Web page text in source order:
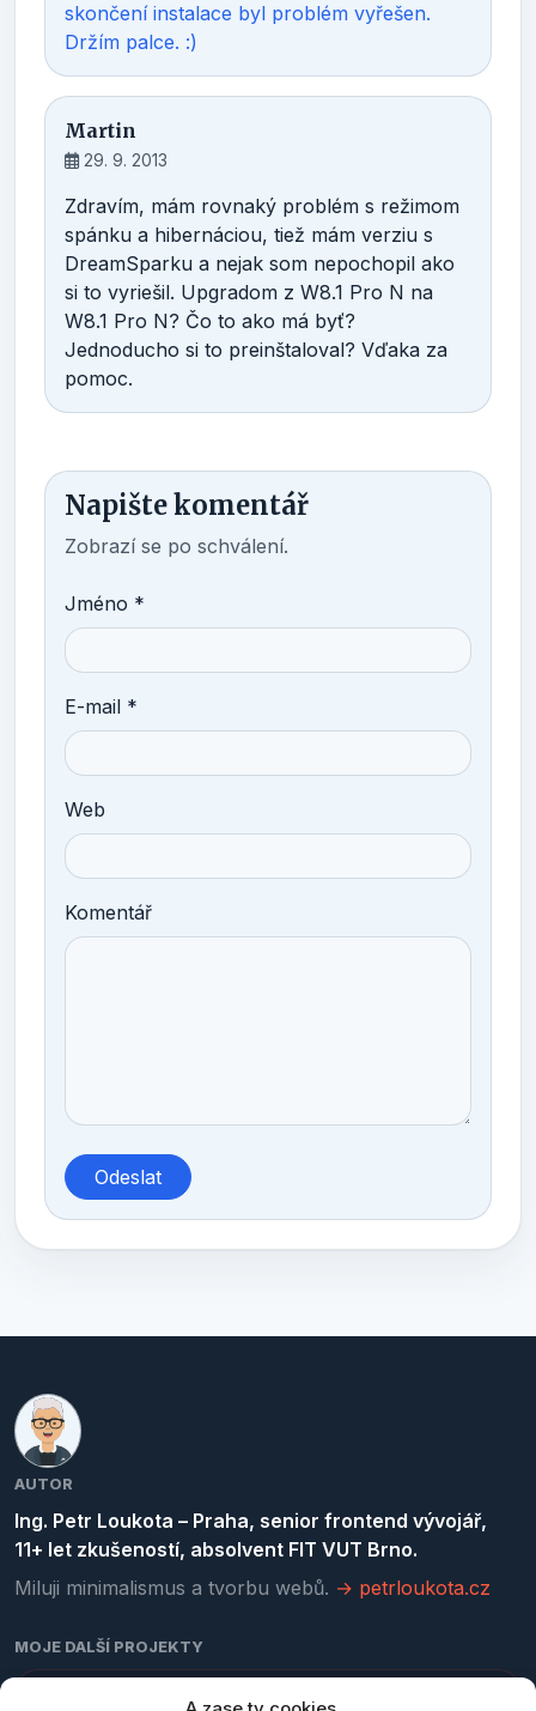
skončení instalace byl problém vyřešen.
Držím palce. :)
Martin
29. 9. 2013
Zdravím, mám rovnaký problém s režimom
spánku a hibernáciou, tiež mám verziu s
DreamSparku a nejak som nepochopil ako
si to vyriešil. Upgradom z W8.1 Pro N na
W8.1 Pro N? Čo to ako má byť?
Jednoducho si to preinštaloval? Vďaka za
pomoc.
Napište komentář
Zobrazí se po schválení.
Jméno *
E-mail *
Web
Komentář
AUTOR
Ing. Petr Loukota – Praha, senior frontend vývojář,
11+ let zkušeností, absolvent FIT VUT Brno.
Miluji minimalismus a tvorbu webů. → petrloukota.cz
MOJE DALŠÍ PROJEKTY
kurzy-programovani.cz